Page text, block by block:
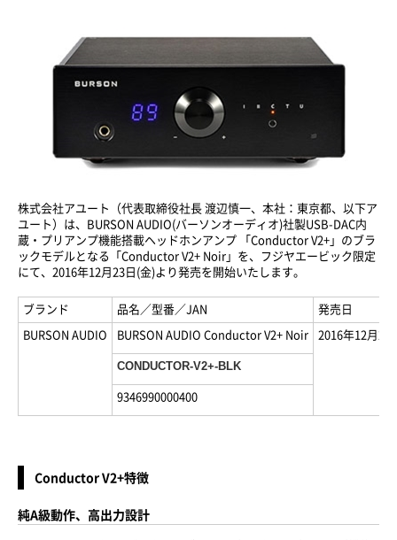
株式会社アユート（代表取締役社長 渡辺慎一、本社：東京都、以下ア
ユート）は、BURSON AUDIO(バーソンオーディオ)社製USB-DAC内
蔵・プリアンプ機能搭載ヘッドホンアンプ 「Conductor V2+」のブラ
ックモデルとなる「Conductor V2+ Noir」を、フジヤエービック限定
にて、2016年12月23日(金)より発売を開始いたします。
ブランド 品名／型番／JAN 発売日
BURSON AUDIO BURSON AUDIO Conductor V2+ Noir 2016年12月23
CONDUCTOR-V2+-BLK
9346990000400
Conductor V2+特徴
純A級動作、高出力設計